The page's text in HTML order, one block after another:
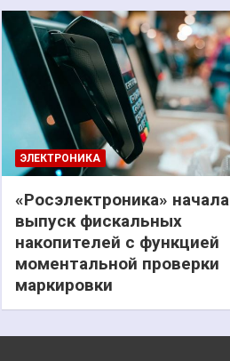
ЭЛЕКТРОНИКА
«Росэлектроника» начала
выпуск фискальных
накопителей с функцией
моментальной проверки
маркировки